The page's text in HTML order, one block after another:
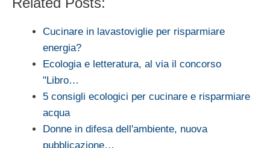
Cucinare in lavastoviglie per risparmiare
energia?
Ecologia e letteratura, al via il concorso
"Libro…
5 consigli ecologici per cucinare e risparmiare
acqua
Donne in difesa dell'ambiente, nuova
pubblicazione…